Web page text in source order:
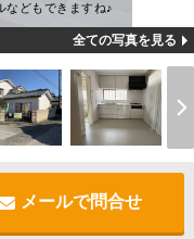
どもできますね♪
全ての写真を見る
メールで問合せ